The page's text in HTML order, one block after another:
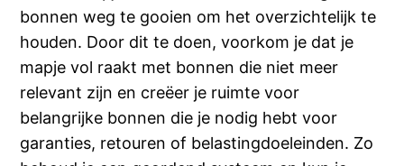
bonnen weg te gooien om het overzichtelijk te
houden. Door dit te doen, voorkom je dat je
mapje vol raakt met bonnen die niet meer
relevant zijn en creëer je ruimte voor
belangrijke bonnen die je nodig hebt voor
garanties, retouren of belastingdoeleinden. Zo